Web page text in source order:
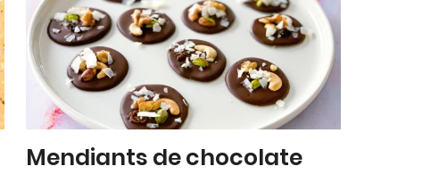
Mendiants de chocolate